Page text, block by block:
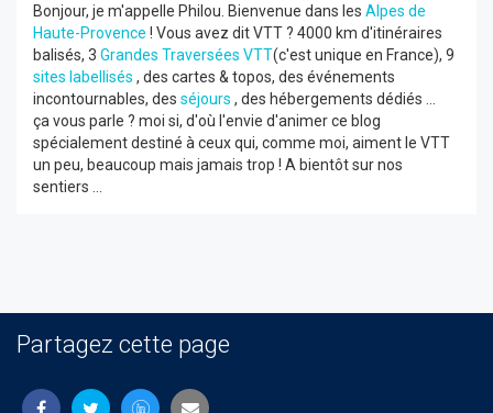
Bonjour, je m'appelle Philou. Bienvenue dans les Alpes de
Haute-Provence ! Vous avez dit VTT ? 4000 km d'itinéraires
balisés, 3 Grandes Traversées VTT(c'est unique en France), 9
sites labellisés , des cartes & topos, des événements
incontournables, des séjours , des hébergements dédiés ...
ça vous parle ? moi si, d'où l'envie d'animer ce blog
spécialement destiné à ceux qui, comme moi, aiment le VTT
un peu, beaucoup mais jamais trop ! A bientôt sur nos
sentiers ...
Partagez cette page